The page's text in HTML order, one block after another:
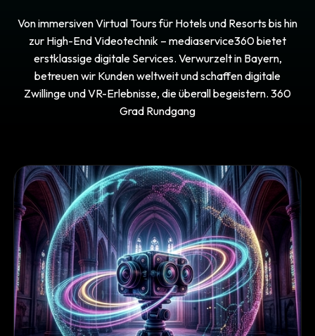
Von immersiven Virtual Tours für Hotels und Resorts bis hin
zur High-End Videotechnik – mediaservice360 bietet
erstklassige digitale Services. Verwurzelt in Bayern,
betreuen wir Kunden weltweit und schaffen digitale
Zwillinge und VR-Erlebnisse, die überall begeistern. 360
Grad Rundgang